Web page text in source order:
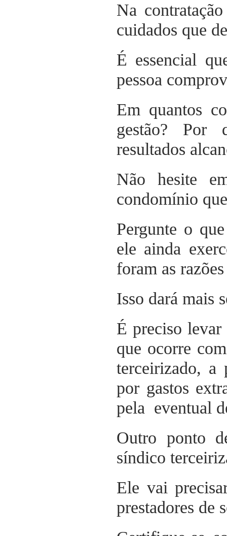
Na
cuidados que
É essencial
pessoa
Em quantos
gestão? Por
resultados
Não hesite
condomínio
Pergunte o
ele ainda
foram as
Isso dará mais
É preciso levar
que ocorre
terceirizado, a
por gastos
pela eventual
Outro ponto
síndico
Ele vai
prestadores de